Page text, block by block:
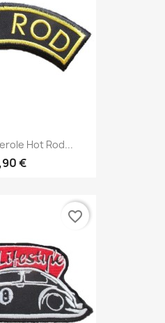
Hot Rod...
€
favorite_border